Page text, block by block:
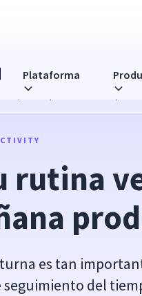
Plataforma
vespertina para un mañana
rutina
es tan
seguimiento del